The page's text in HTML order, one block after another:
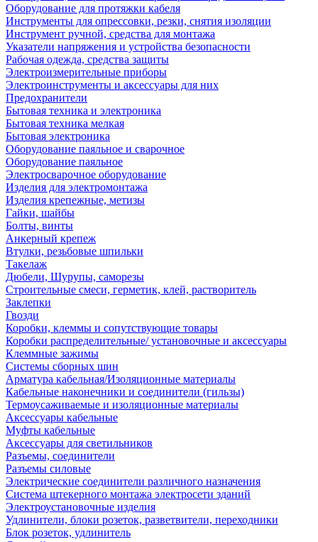
Оборудование для протяжки кабеля
Инструменты для опрессовки, резки, снятия изоляции
Инструмент ручной, средства для монтажа
Указатели напряжения и устройства безопасности
Рабочая одежда, средства защиты
Электроизмерительные приборы
Электроинструменты и аксессуары для них
Предохранители
Бытовая техника и электроника
Бытовая техника мелкая
Бытовая электроника
Оборудование паяльное и сварочное
Оборудование паяльное
Электросварочное оборудование
Изделия для электромонтажа
Изделия крепежные, метизы
Гайки, шайбы
Болты, винты
Анкерный крепеж
Втулки, резьбовые шпильки
Такелаж
Дюбели, Шурупы, саморезы
Строительные смеси, герметик, клей, растворитель
Заклепки
Гвозди
Коробки, клеммы и сопутствующие товары
Коробки распределительные/ установочные и аксессуары
Клеммные зажимы
Системы сборных шин
Арматура кабельная/Изоляционные материалы
Кабельные наконечники и соединители (гильзы)
Термоусаживаемые и изоляционные материалы
Аксессуары кабельные
Муфты кабельные
Аксессуары для светильников
Разъемы, соединители
Разъемы силовые
Электрические соединители различного назначения
Система штекерного монтажа электросети зданий
Электроустановочные изделия
Удлинители, блоки розеток, разветвители, переходники
Блок розеток, удлинитель